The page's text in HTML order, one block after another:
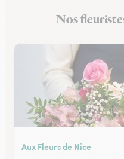
Fleuristes à Rang-du-
Nos
Aux Fleurs de Nice